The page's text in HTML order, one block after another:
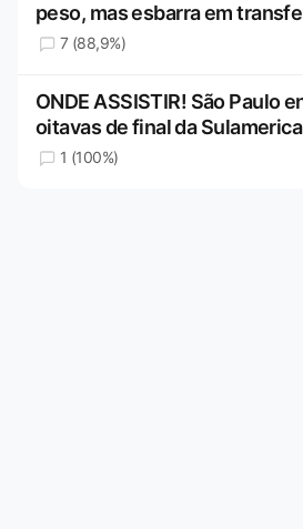
peso, mas esbarra em
7 (88,9%)
ONDE ASSISTIR! São Paulo
oitavas de final da
1 (100%)